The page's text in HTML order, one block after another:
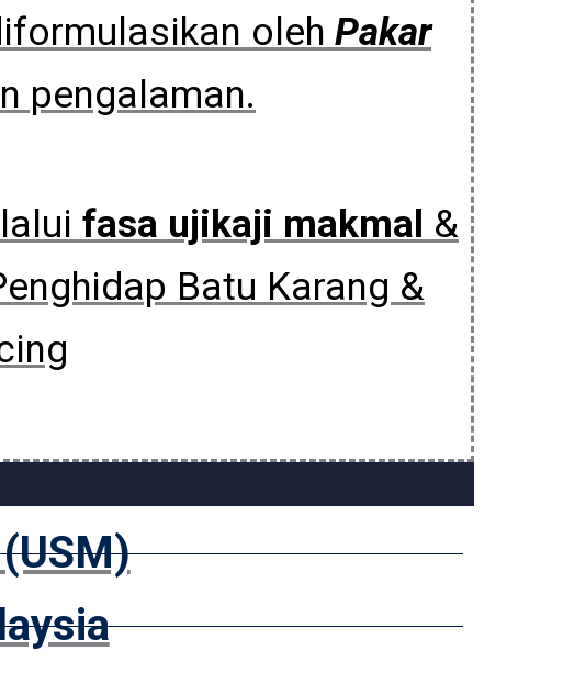
oleh Pakar
pengalaman.
fasa ujikaji makmal &
Batu Karang &